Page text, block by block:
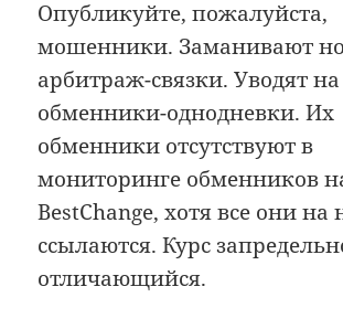
Опубликуйте, пожалуйста,
мошенники. Заманивают
арбитраж-связки. Уводят
обменники-однодневки. Их
обменники отсутствуют в
мониторинге обменников
BestChange, хотя все они на
ссылаются. Курс
отличающийся.